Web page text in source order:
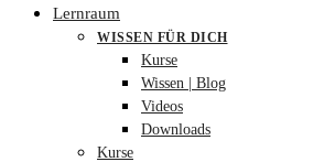
Lernraum
WISSEN FÜR DICH
Kurse
Wissen | Blog
Videos
Downloads
Kurse